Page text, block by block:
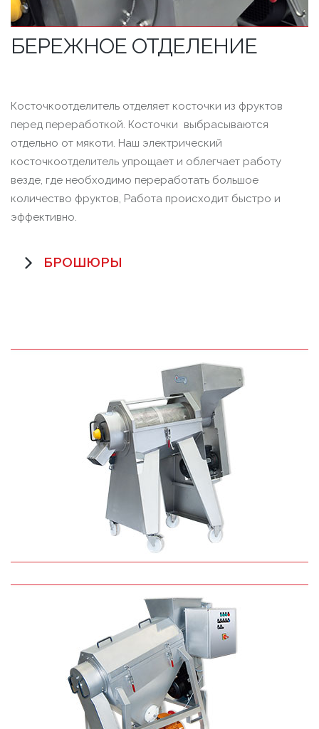
БЕРЕЖНОЕ ОТДЕЛЕНИЕ
Косточкоотделитель отделяет косточки из фруктов
перед переработкой. Косточки выбрасываются
отдельно от мякоти. Наш электрический
косточкоотделитель упрощает и облегчает работу
везде, где необходимо переработать большое
количество фруктов, Работа происходит быстро и
эффективно.
БРОШЮРЫ